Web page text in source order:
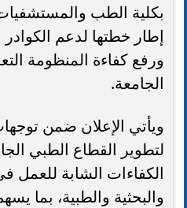
بكلية الطب
إطار خطتها لدعم الكوادر
ورفع كفاءة المنظومة
الجامعة.
ويأتي الإعلان ضمن
لتطوير القطاع الطبي
الكفاءات الشابة للعمل
والبحثية والطبية، بما